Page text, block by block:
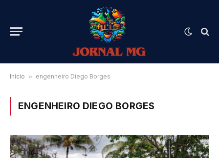
Início » engenheiro Diego Borges
ENGENHEIRO DIEGO BORGES